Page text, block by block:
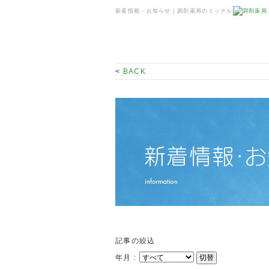
新着情報・お知らせ｜調剤薬局のミッテル
< BACK
記事の絞込
年月 :